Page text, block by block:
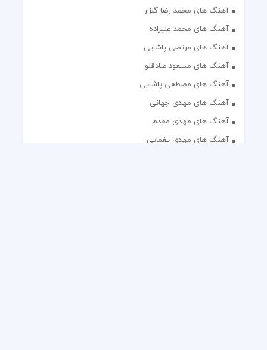
آهنگ های محمد رضا گلزار
آهنگ های محمد علیزاده
آهنگ های مرتضی پاشایی
آهنگ های مسعود صادقلو
آهنگ های مصطفی پاشایی
آهنگ های مهدی جهانی
آهنگ های مهدی مقدم
آهنگ های مهدی یغمایی